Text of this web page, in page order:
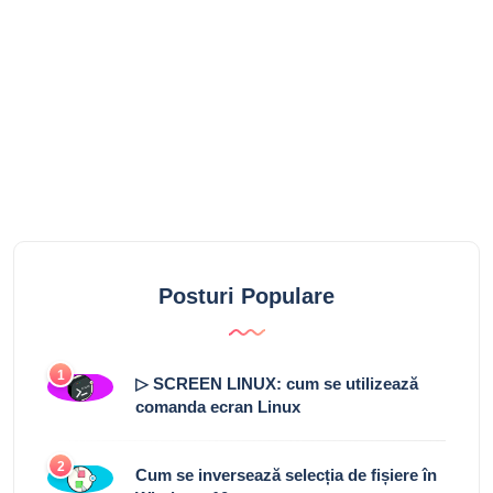
Posturi Populare
1
▷ SCREEN LINUX: cum se utilizează
comanda ecran Linux
2
Cum se inversează selecția de fișiere în